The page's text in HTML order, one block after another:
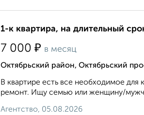
1-к квартира, на длительный
7 000 ₽ в месяц
Октябрьский район, Октябрьский
В квартире есть все необходимое для
ремонт. Ищу семью или женщину/
Агентство, 05.08.2026